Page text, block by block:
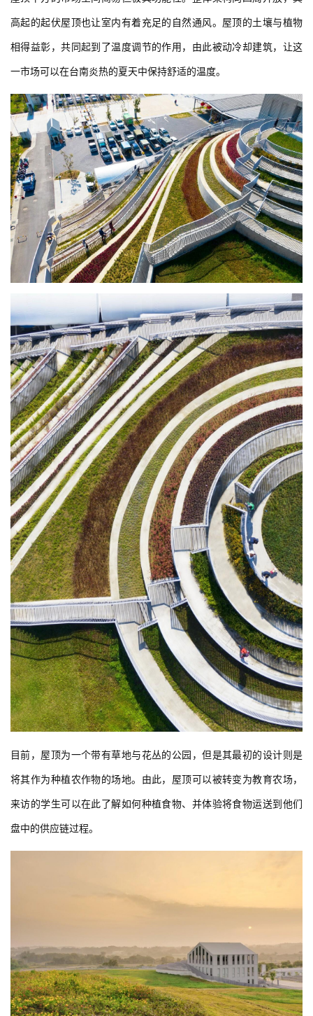
高起的起伏屋顶也让室内有着充足的自然通风。屋顶的土壤与植物
相得益彰，共同起到了温度调节的作用，由此被动冷却建筑，让这
一市场可以在台南炎热的夏天中保持舒适的温度。
目前，屋顶为一个带有草地与花丛的公园，但是其最初的设计则是
将其作为种植农作物的场地。由此，屋顶可以被转变为教育农场，
来访的学生可以在此了解如何种植食物、并体验将食物运送到他们
盘中的供应链过程。